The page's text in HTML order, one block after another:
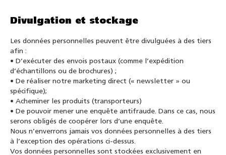
Divulgation et stockage
Les données personnelles peuvent être divulguées à des tiers
afin :
• D’exécuter des envois postaux (comme l’expédition
d’échantillons ou de brochures) ;
• De réaliser notre marketing direct (« newsletter » ou
spécifique);
• Acheminer les produits (transporteurs)
• De pouvoir mener une enquête antifraude. Dans ce cas, nous
serons obligés de coopérer lors d’une enquête.
Nous n’enverrons jamais vos données personnelles à des tiers
à l’exception des opérations ci-dessus.
Vos données personnelles sont stockées exclusivement en